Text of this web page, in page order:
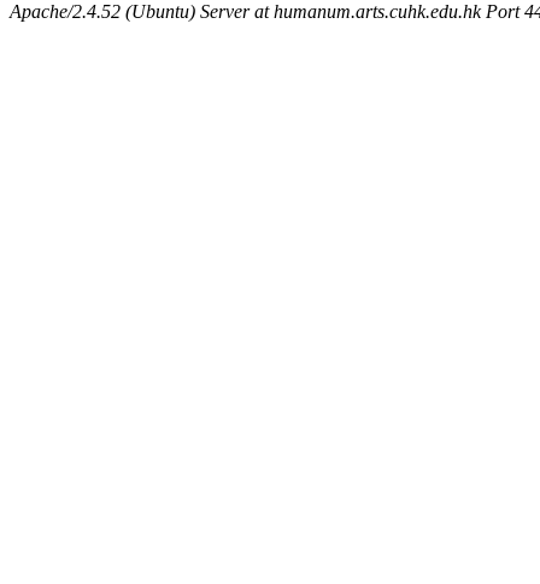
Apache/2.4.52 (Ubuntu) Server at humanum.arts.cuhk.edu.hk Port